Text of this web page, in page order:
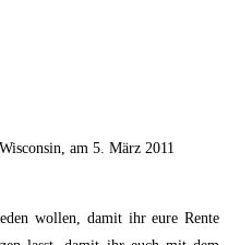
am 5. März 2011
wol­len, damit ihr eure Ren­te